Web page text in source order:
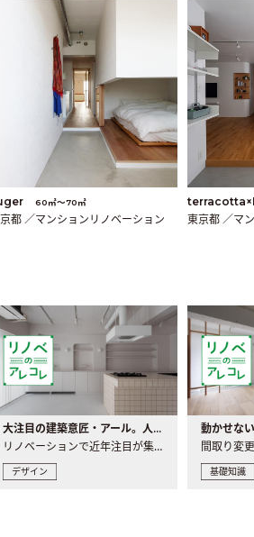
60㎡〜70㎡
都 ／マンションリノベーション 東京都 ／マ
大注目の建築意匠・アール。人気の理由と空間に取り入れるポイント
リノベーションで近年注目が集まる建築意匠の一つであるアール..
デザイン 基礎知識